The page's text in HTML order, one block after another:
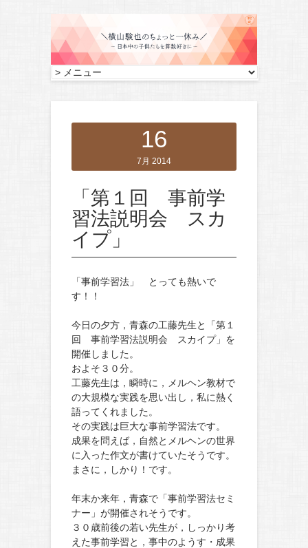
16
7月 2014
「第１回 事前学
習法説明会 スカ
イプ」
「事前学習法」 とっても熱いで
す！！
今日の夕方，青森の工藤先生と「第１
回 事前学習法説明会 スカイプ」を
開催しました。
およそ３０分。
工藤先生は，瞬時に，メルヘン教材で
の大規模な実践を思い出し，私に熱く
語ってくれました。
その実践は巨大な事前学習法です。
成果を問えば，自然とメルヘンの世界
に入った作文が書けていたそうです。
まさに，しかり！です。
年末か来年，青森で「事前学習法セミ
ナー」が開催されそうです。
３０歳前後の若い先生が，しっかり考
えた事前学習と，事中のようす・成果